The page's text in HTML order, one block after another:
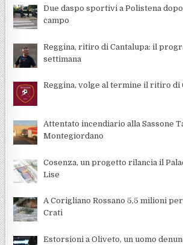
Due daspo sportivi a Polistena
campo
Reggina, ritiro di Cantalupa: il
settimana
Reggina, volge al termine il ritiro di
Attentato incendiario alla Sassone
Montegiordano
Cosenza, un progetto rilancia il
Lise
A Corigliano Rossano 5,5 milioni
Crati
Estorsioni a Oliveto, un uomo